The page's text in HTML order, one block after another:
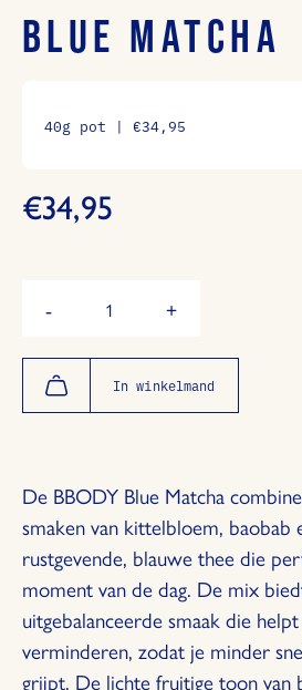
BLUE MATCHA
€34,95
-
hoeveelheid
met
1
+
met
1
In winkelmand
De BBODY Blue Matcha
smaken van kittelbloem, baobab
rustgevende, blauwe thee die
moment van de dag. De mix
uitgebalanceerde smaak die
verminderen, zodat je minder
grijpt. De lichte fruitige toon van